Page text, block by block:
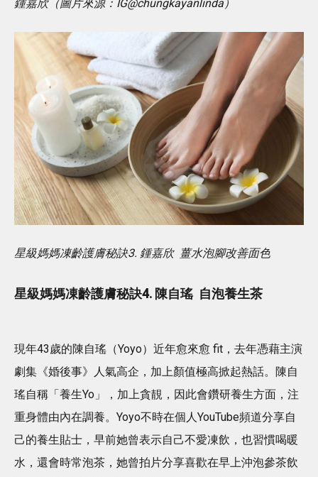
鍾嘉欣（圖片來源：IG@chungkayanlinda）
星級媽媽凍齡護膚秘訣3. 鍾嘉欣 薑水泡腳改善面色
星級媽媽凍齡護膚秘訣4. 陳自瑤 自泡養生茶
現年43歲的陳自瑤（Yoyo）近年愈來愈 fit，去年憑藉主演
劇集《婚後事》人氣高企，加上顏值極高掀起熱話。陳自
瑤自稱「養生Yo」，加上貪靚，因此會鑽研養生方面，注
重身體由內在調養。Yoyo不時在個人YouTube頻道分享自
己的養生貼士，早前她曾表示自己不愛凍飲，也習慣喝暖
水，還會時常泡茶，她曾拍片分享喜歡在早上沖泡參茶飲